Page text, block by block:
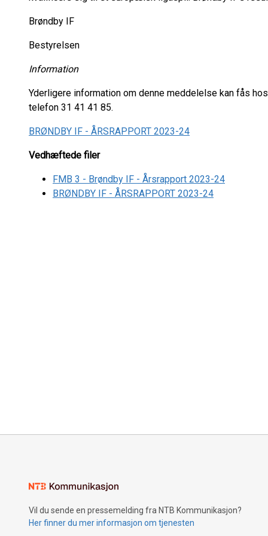
Brøndby IF
Bestyrelsen
Information
Yderligere information om denne meddelelse kan fås
telefon 31 41 41 85.
BRØNDBY IF - ÅRSRAPPORT 2023-24
Vedhæftede filer
FMB 3 - Brøndby IF - Årsrapport 2023-24
BRØNDBY IF - ÅRSRAPPORT 2023-24
Vil du sende en pressemelding fra NTB Kommunikasjon?
Her finner du mer informasjon om tjenesten